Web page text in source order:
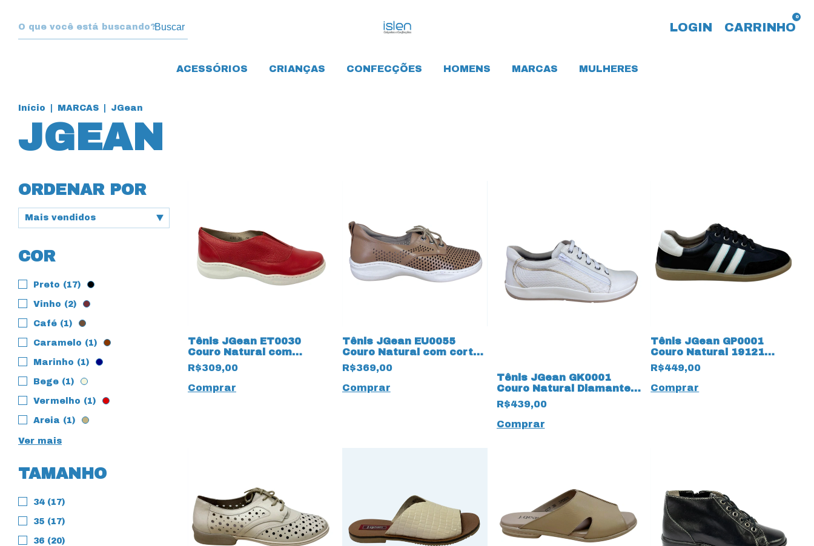
Buscar LOGIN CARRINHO
0
ACESSÓRIOS CRIANÇAS CONFECÇÕES HOMENS MARCAS MULHERES
Início MARCAS JGean
JGEAN
ORDENAR POR
COR
Preto (17)
Vinho (2)
Café (1)
Caramelo (1)
Marinho (1)
Bege (1)
Vermelho (1)
Areia (1)
Ver mais
TAMANHO
34 (17)
35 (17)
36 (20)
Tênis JGean ET0030
Couro Natural com
elástico 16951 Vermelho
R$309,00
Comprar
Tênis JGean EU0055
Couro Natural com cortes
a laser 18140 Castor
R$369,00
Comprar
Tênis JGean GK0001
Couro Natural Diamante
18141 Off White
R$439,00
Comprar
Tênis JGean GP0001
Couro Natural 19121
Preto
R$449,00
Comprar